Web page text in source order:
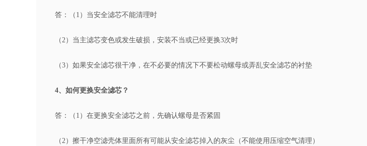
答：（1）当安全滤芯不能清理时
（2）当主滤芯变色或发生破损，安装不当或已经更换3次时
（3）如果安全滤芯很干净，在不必要的情况下不要松动螺母或弄乱安全滤芯的衬垫
4、如何更换安全滤芯？
答：（1）在更换安全滤芯之前，先确认螺母是否紧固
（2）擦干净空滤壳体里面所有可能从安全滤芯掉入的灰尘（不能使用压缩空气清理）